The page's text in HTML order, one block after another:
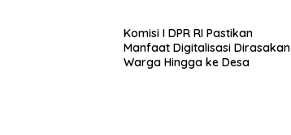
Komisi I DPR RI Pastikan
Manfaat Digitalisasi Dirasakan
Warga Hingga ke Desa